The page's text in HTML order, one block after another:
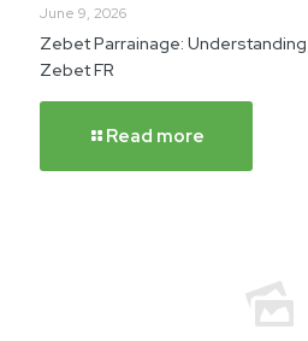
June 9, 2026
Zebet Parrainage:
Zebet FR
Read more